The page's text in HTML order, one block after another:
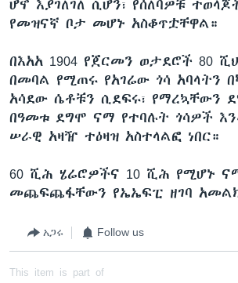
ሆኖ እያገለገለ ሲሆን፣ የሰለባዎቹ
የመዝናኛ ቦታ መሆኑ አስቆጥቷቸዋል።
በእአአ 1904 የጀርመን ወታደሮች 80
በመባል የሚጠሩ የአገሬው ጎሳ አባላትን
አሳደው ሴቶቹን ሲደፍሩ፣ የማረኳቸውን
በዓመቱ ደግሞ ናማ የተባሉት ጎሳዎች
ሠራዊ አዛዥ ተዕዛዝ አስተላልፎ ነበር።
60 ሺሕ ሄሬሮዎችና 10 ሺሕ የሚሆኑ
መጨፍጨፋቸውን የኤኤፍፒ ዘገባ
አጋሩ Follow us
This item is part of